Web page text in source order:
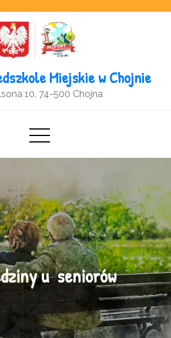
Miejskie w Chojnie
10, 74-500 Chojna
u seniorów